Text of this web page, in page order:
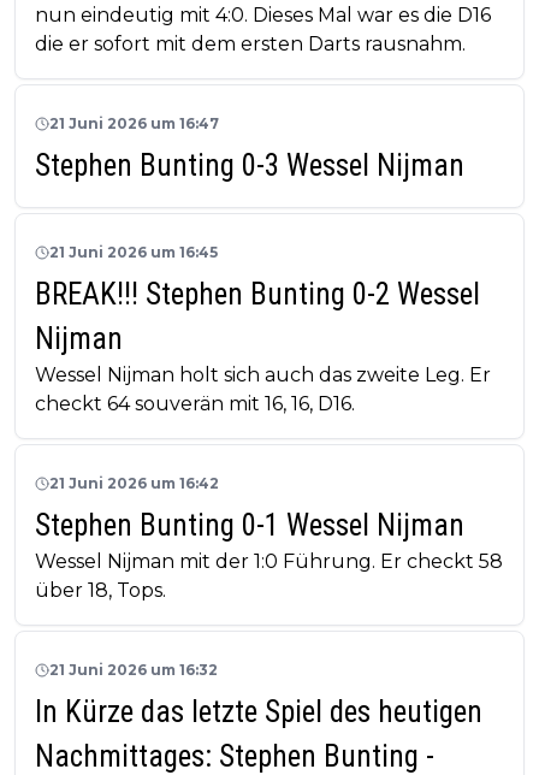
nun eindeutig mit 4:0. Dieses Mal war es die D16
die er sofort mit dem ersten Darts rausnahm.
21 Juni 2026 um 16:47
Stephen Bunting 0-3 Wessel Nijman
21 Juni 2026 um 16:45
BREAK!!! Stephen Bunting 0-2 Wessel
Nijman
Wessel Nijman holt sich auch das zweite Leg. Er
checkt 64 souverän mit 16, 16, D16.
21 Juni 2026 um 16:42
Stephen Bunting 0-1 Wessel Nijman
Wessel Nijman mit der 1:0 Führung. Er checkt 58
über 18, Tops.
21 Juni 2026 um 16:32
In Kürze das letzte Spiel des heutigen
Nachmittages: Stephen Bunting -